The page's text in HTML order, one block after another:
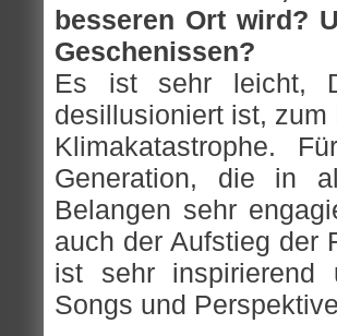
besseren Ort wird?
Geschenissen?
Es ist sehr leicht,
desillusioniert ist,
Klimakatastrophe.
Generation, die in
Belangen sehr
auch der Aufstieg der
ist sehr inspirierend
Songs und